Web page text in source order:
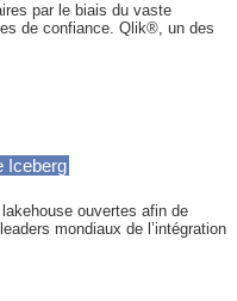
par le biais du vaste
de confiance. Qlik®, un des
Iceberg
ouvertes afin de
mondiaux de l’intégration